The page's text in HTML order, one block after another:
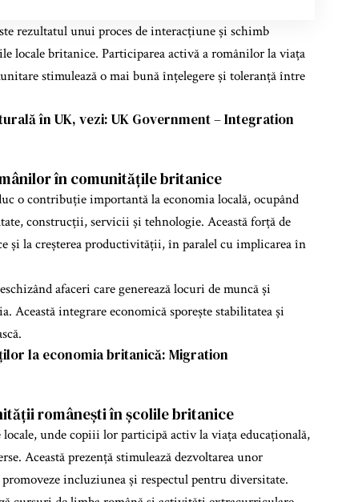
rezultatul unui proces de interacțiune și schimb
britanice. Participarea activă a românilor la viața
stimulează o mai bună înțelegere și toleranță între
în UK, vezi: UK Government – Integration
în comunitățile britanice
o contribuție importantă la economia locală, ocupând
construcții, servicii și tehnologie. Această forță de
și la creșterea productivității, în paralel cu implicarea în
afaceri care generează locuri de muncă și
integrare economică sporește stabilitatea și
la economia britanică: Migration
românești în școlile britanice
unde copiii lor participă activ la viața educațională,
Această prezență stimulează dezvoltarea unor
incluziunea și respectul pentru diversitate.